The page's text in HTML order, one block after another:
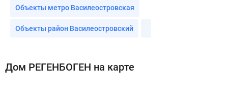
Объекты метро Василеостровская
Объекты район Василеостровский
Дом РЕГЕНБОГЕН на карте